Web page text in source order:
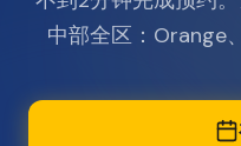
中部全区：Orange